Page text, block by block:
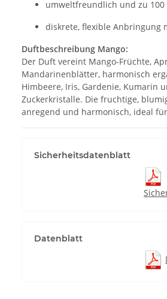
umweltfreundlich und zu 100
diskrete, flexible Anbringung
Duftbeschreibung Mango:
Der Duft vereint Mango-Früchte,
Mandarinenblätter, harmonisch
Himbeere, Iris, Gardenie, Kumarin
Zuckerkristalle. Die fruchtige,
anregend und harmonisch, ideal
Sicherheitsdatenblatt
Datenblatt